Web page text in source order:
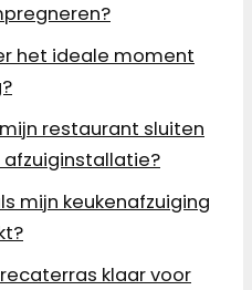
het ideale moment
restaurant sluiten
mijn keukenafzuiging
klaar voor